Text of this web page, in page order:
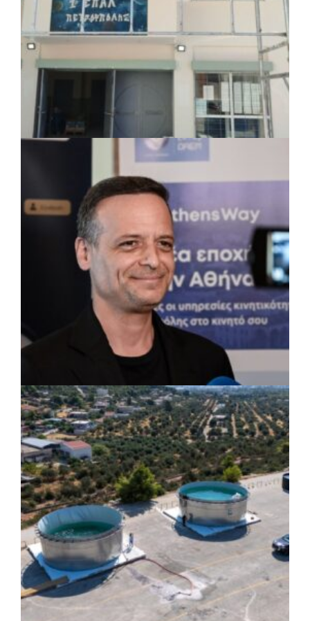
πριν από 2 μέρες
Περιφέρεια Θεσσαλίας: Νέος
ιατροτεχνολογικός εξοπλισμός και
αναβάθμιση του ΚΕΦΙΑΠ Καρδίτσας
πριν από 2 μέρες
Δήμος Αθηναίων: 651 δημότες συμμετείχαν
στις δράσεις διατροφικής υποστήριξης
07/08/2026 · 17:45
Δήμος Πετρούπολης: Εργασίες
συντήρησης σε σχολεία και αθλητικές
εγκαταστάσεις
ΡΕΠΟΡΤΑΖ | 07/08/2026 · 17:27
Ο Δούκας για έργα, καθαριότητα και τη
μάχη των επόμενων εκλογών: «Η καλύτερη
μου να κατέβει ο Μπακογιάννης»